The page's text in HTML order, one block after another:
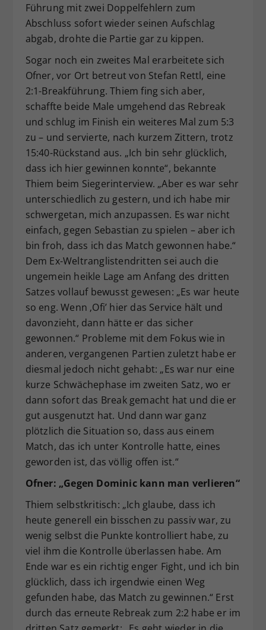
Führung mit zwei Doppelfehlern zum
Abschluss sofort wieder seinen Aufschlag
abgab, drohte die Partie gar zu kippen.
Sogar noch ein zweites Mal erarbeitete sich
Ofner, vor Ort betreut von Stefan Rettl, eine
2:1-Breakführung. Thiem fing sich aber,
schaffte beide Male umgehend das Rebreak
und schlug im Finish ein weiteres Mal zum 5:3
zu – und servierte, nach kurzem Zittern, trotz
15:40-Rückstand aus. „Ich bin sehr glücklich,
dass ich hier gewinnen konnte“, bekannte
Thiem beim Siegerinterview. „Aber es war sehr
unterschiedlich zu gestern, und ich habe mir
schwergetan, mich anzupassen. Es war nicht
einfach, gegen Sebastian zu spielen – aber ich
bin froh, dass ich das Match gewonnen habe.“
Dem Ex-Weltranglistendritten sei auch die
ungemein heikle Lage am Anfang des dritten
Satzes vollauf bewusst gewesen: „Es war heute
so eng. Wenn ‚Ofi’ hier das Service hält und
davonzieht, dann hätte er das sicher
gewonnen.“ Probleme mit dem Fokus wie in
anderen, vergangenen Partien zuletzt habe er
diesmal jedoch nicht gehabt: „Es war nur eine
kurze Schwächephase im zweiten Satz, wo er
dann sofort das Break gemacht hat und die er
gut ausgenutzt hat. Und dann war ganz
plötzlich die Situation so, dass aus einem
Match, das ich unter Kontrolle hatte, eines
geworden ist, das völlig offen ist.“
Ofner: „Gegen Dominic kann man verlieren“
Thiem selbstkritisch: „Ich glaube, dass ich
heute generell ein bisschen zu passiv war, zu
wenig selbst die Punkte kontrolliert habe, zu
viel ihm die Kontrolle überlassen habe. Am
Ende war es ein richtig enger Fight, und ich bin
glücklich, dass ich irgendwie einen Weg
gefunden habe, das Match zu gewinnen.“ Erst
durch das erneute Rebreak zum 2:2 habe er im